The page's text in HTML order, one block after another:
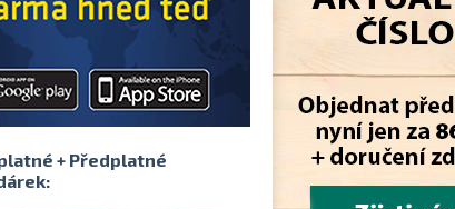
+ Předplatné